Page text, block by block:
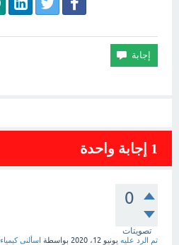
1 إجابة واحدة
0
تصويتات
تم الرد عليه يونيو 12، 2020 بواسطة اسألنى كيمياء